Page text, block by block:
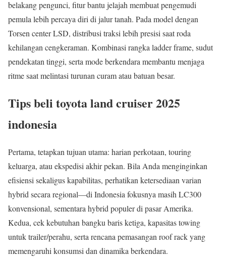
belakang pengunci, fitur bantu jelajah membuat pengemudi
pemula lebih percaya diri di jalur tanah. Pada model dengan
Torsen center LSD, distribusi traksi lebih presisi saat roda
kehilangan cengkeraman. Kombinasi rangka ladder frame, sudut
pendekatan tinggi, serta mode berkendara membantu menjaga
ritme saat melintasi turunan curam atau batuan besar.
Tips beli toyota land cruiser 2025
indonesia
Pertama, tetapkan tujuan utama: harian perkotaan, touring
keluarga, atau ekspedisi akhir pekan. Bila Anda menginginkan
efisiensi sekaligus kapabilitas, perhatikan ketersediaan varian
hybrid secara regional—di Indonesia fokusnya masih LC300
konvensional, sementara hybrid populer di pasar Amerika.
Kedua, cek kebutuhan bangku baris ketiga, kapasitas towing
untuk trailer/perahu, serta rencana pemasangan roof rack yang
memengaruhi konsumsi dan dinamika berkendara.